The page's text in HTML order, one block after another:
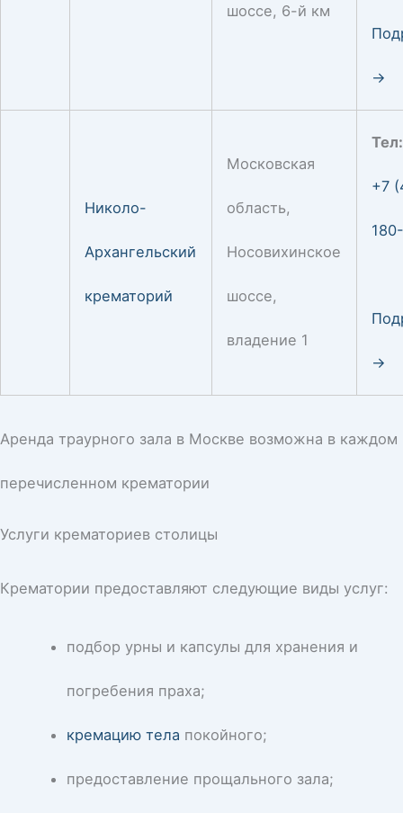
шоссе, 6-й км
→
Николо-
Архангельский
крематорий
Московская
область,
Носовихинское
шоссе,
владение 1
Тел:
+7
→
Аренда траурного зала в Москве возможна в каждом
перечисленном крематории
Услуги крематориев столицы
Крематории предоставляют следующие виды услуг:
подбор урны и капсулы для хранения и
погребения праха;
кремацию тела покойного;
предоставление прощального зала;